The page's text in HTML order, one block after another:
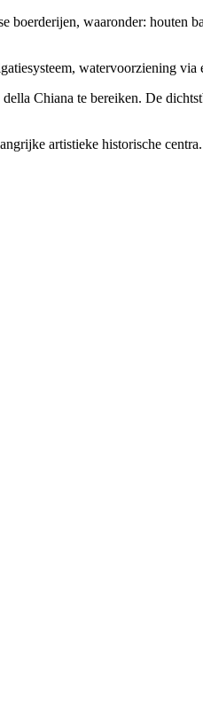
waaronder: houten
watervoorziening via
Chiana te bereiken. De
artistieke historische centra.